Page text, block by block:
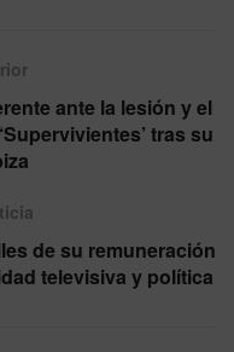
ante la lesión y el
tras su
de su remuneración
televisiva y política